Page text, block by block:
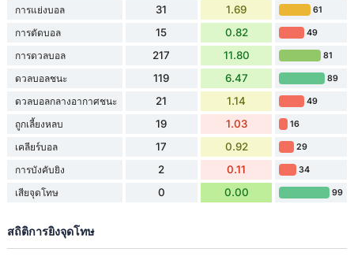
การแย่งบอล 31 1.69 61
การตัดบอล 15 0.82 49
การดวลบอล 217 11.80 81
ดวลบอลชนะ 119 6.47 89
ดวลบอลกลางอากาศชนะ 21 1.14 49
ถูกเลี้ยงหลบ 19 1.03 16
เคลียร์บอล 17 0.92 29
การบังคับยิง 2 0.11 34
เสียจุดโทษ 0 0.00 99
สถิติการยิงจุดโทษ